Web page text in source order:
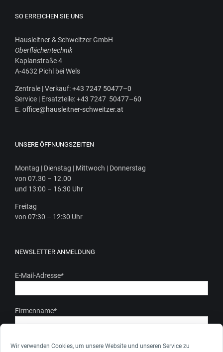
Wir verwenden Cookies, um unsere Website und unseren Service zu
SO ERREICHEN SIE UNS
Haus­leit­ner & Schweit­zer GmbH
Ober­flä­chen­tech­nik
Kaplan­stra­ße 4
A‑4632 Pichl bei Wels
Zen­tra­le | Ver­kauf:+43 7247 50477–0
Ser­vice | Ersatz­tei­le:+43 7247 50477–60
E. office@hausleitner-schweitzer.at
UNSERE ÖFFNUNGSZEITEN
Mon­tag | Diens­tag | Mitt­woch | Donnerstag
von 07.30 – 12.00
und 13:00 – 16:30 Uhr
Frei­tag
von 07:30 – 12:30 Uhr
NEWSLETTER ANMELDUNG
E-Mail-Adresse*
Firmenname*
Ich stimme zu, dass meine personenbezogenen Daten gem.